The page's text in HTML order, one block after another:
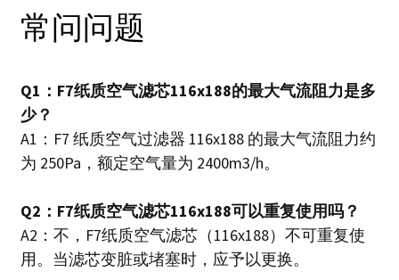
常问问题
Q1：F7纸质空气滤芯116x188的最大气流阻力是多
少？
A1：F7 纸质空气过滤器 116x188 的最大气流阻力约
为 250Pa，额定空气量为 2400m3/h。
Q2：F7纸质空气滤芯116x188可以重复使用吗？
A2：不，F7纸质空气滤芯（116x188）不可重复使
用。当滤芯变脏或堵塞时，应予以更换。